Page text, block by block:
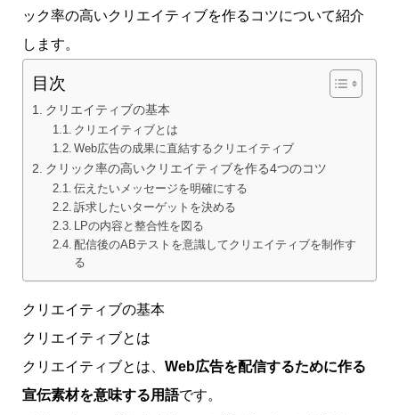
ック率の高いクリエイティブを作るコツについて紹介
します。
目次
クリエイティブの基本
クリエイティブとは
Web広告の成果に直結するクリエイティブ
クリック率の高いクリエイティブを作る4つのコツ
伝えたいメッセージを明確にする
訴求したいターゲットを決める
LPの内容と整合性を図る
配信後のABテストを意識してクリエイティブを制作す
る
クリエイティブの基本
クリエイティブとは
クリエイティブとは、 Web広告を配信するために作る
宣伝素材を意味する用語です。